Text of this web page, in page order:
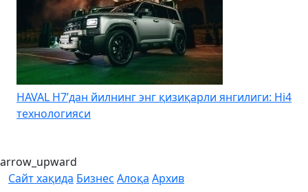
HAVAL H7’дан йилнинг энг қизиқарли янгилиги: Hi4
технологияси
arrow_upward
Сайт хақида Бизнес Алоқа Архив